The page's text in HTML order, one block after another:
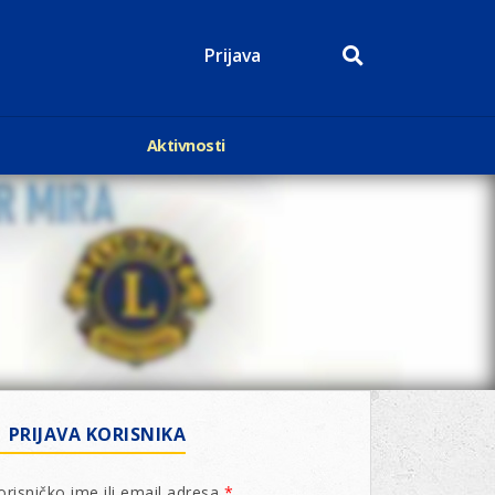
Prijava
Aktivnosti
Događaji
Mediji o nama
Lions Magazin
PRIJAVA KORISNIKA